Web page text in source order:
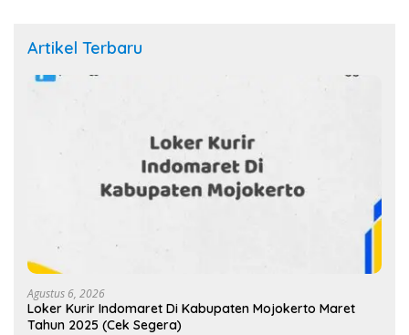
Artikel Terbaru
Agustus 6, 2026
Loker Kurir Indomaret Di Kabupaten Mojokerto Maret
Tahun 2025 (Cek Segera)